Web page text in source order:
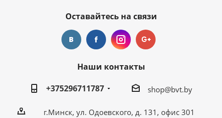
Оставайтесь на связи
Наши контакты
+375296711787
shop@bvt.by
г.Минск, ул. Одоевского, д. 131, офис 301